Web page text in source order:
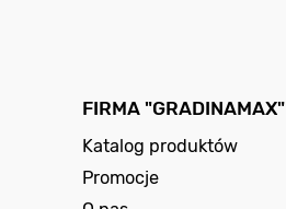
FIRMA "GRADINAMAX"
Katalog produktów
Promocje